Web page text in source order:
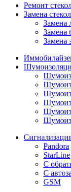
Ремонт
Замена стекол
Замена
Замена
Замена
Pandora
StarLine
С
С
GSM